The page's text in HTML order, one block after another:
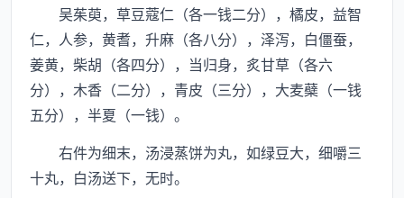
吴茱萸，草豆蔻仁（各一钱二分），橘皮，益智
仁，人参，黄耆，升麻（各八分），泽泻，白僵蚕，
姜黄，柴胡（各四分），当归身，炙甘草（各六
分），木香（二分），青皮（三分），大麦蘗（一钱
五分），半夏（一钱）。
右件为细末，汤浸蒸饼为丸，如绿豆大，细嚼三
十丸，白汤送下，无时。